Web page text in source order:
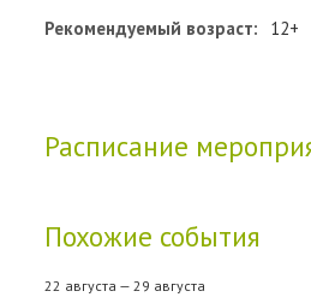
Рекомендуемый возраст: 12+
Расписание
Похожие события
22 августа — 29 августа